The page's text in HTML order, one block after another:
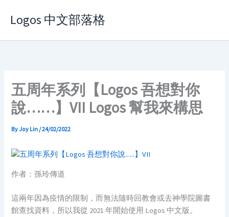
Logos 中文部落格
五周年系列【Logos 吾想對你
說……】VII Logos 幫我來構思
ByJoy Lin/24/02/2022
作者：孫玲傳道
這兩年因為疫情的限制，而無法隨時回教會或去神學院圖書
館查找資料，所以我從 2021 年開始使用 Logos 中文版。